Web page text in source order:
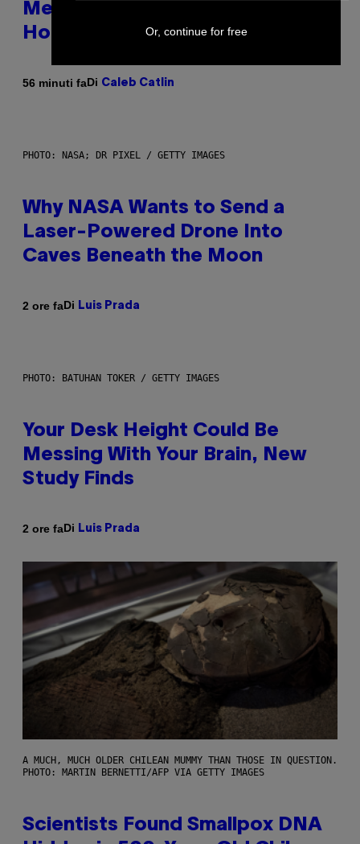
Memorable for Their Classic
Hooks
56 minuti faDi Caleb Catlin
PHOTO: NASA; DR PIXEL / GETTY IMAGES
Why NASA Wants to Send a
Laser-Powered Drone Into
Caves Beneath the Moon
2 ore faDi Luis Prada
PHOTO: BATUHAN TOKER / GETTY IMAGES
Your Desk Height Could Be
Messing With Your Brain, New
Study Finds
2 ore faDi Luis Prada
A MUCH, MUCH OLDER CHILEAN MUMMY THAN THOSE IN QUESTION.
PHOTO: MARTIN BERNETTI/AFP VIA GETTY IMAGES
Scientists Found Smallpox DNA
Or, continue for free